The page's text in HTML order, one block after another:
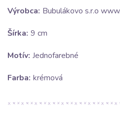
Výrobca: Bubulákovo s.r.o
Šírka: 9 cm
Motív: Jednofarebné
Farba: krémová